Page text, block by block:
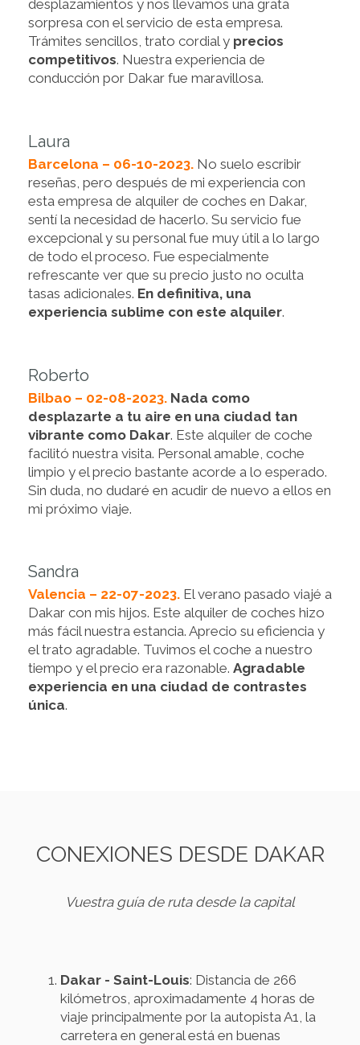
desplazamientos y nos llevamos una grata
sorpresa con el servicio de esta empresa.
Trámites sencillos, trato cordial y precios
competitivos. Nuestra experiencia de
conducción por Dakar fue maravillosa.
Laura
Barcelona – 06-10-2023. No suelo escribir
reseñas, pero después de mi experiencia con
esta empresa de alquiler de coches en Dakar,
sentí la necesidad de hacerlo. Su servicio fue
excepcional y su personal fue muy útil a lo largo
de todo el proceso. Fue especialmente
refrescante ver que su precio justo no oculta
tasas adicionales. En definitiva, una
experiencia sublime con este alquiler.
Roberto
Bilbao – 02-08-2023. Nada como
desplazarte a tu aire en una ciudad tan
vibrante como Dakar. Este alquiler de coche
facilitó nuestra visita. Personal amable, coche
limpio y el precio bastante acorde a lo esperado.
Sin duda, no dudaré en acudir de nuevo a ellos en
mi próximo viaje.
Sandra
Valencia – 22-07-2023. El verano pasado viajé a
Dakar con mis hijos. Este alquiler de coches hizo
más fácil nuestra estancia. Aprecio su eficiencia y
el trato agradable. Tuvimos el coche a nuestro
tiempo y el precio era razonable. Agradable
experiencia en una ciudad de contrastes
única.
CONEXIONES DESDE DAKAR
Vuestra guía de ruta desde la capital
Dakar - Saint-Louis: Distancia de 266
kilómetros, aproximadamente 4 horas de
viaje principalmente por la autopista A1, la
carretera en general está en buenas